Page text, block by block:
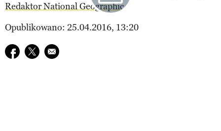
Redaktor National Geographic
Opublikowano: 25.04.2016, 13:20
Udostępnij na facebook
Udostępnij na twitter
E-mail do przyjaciela